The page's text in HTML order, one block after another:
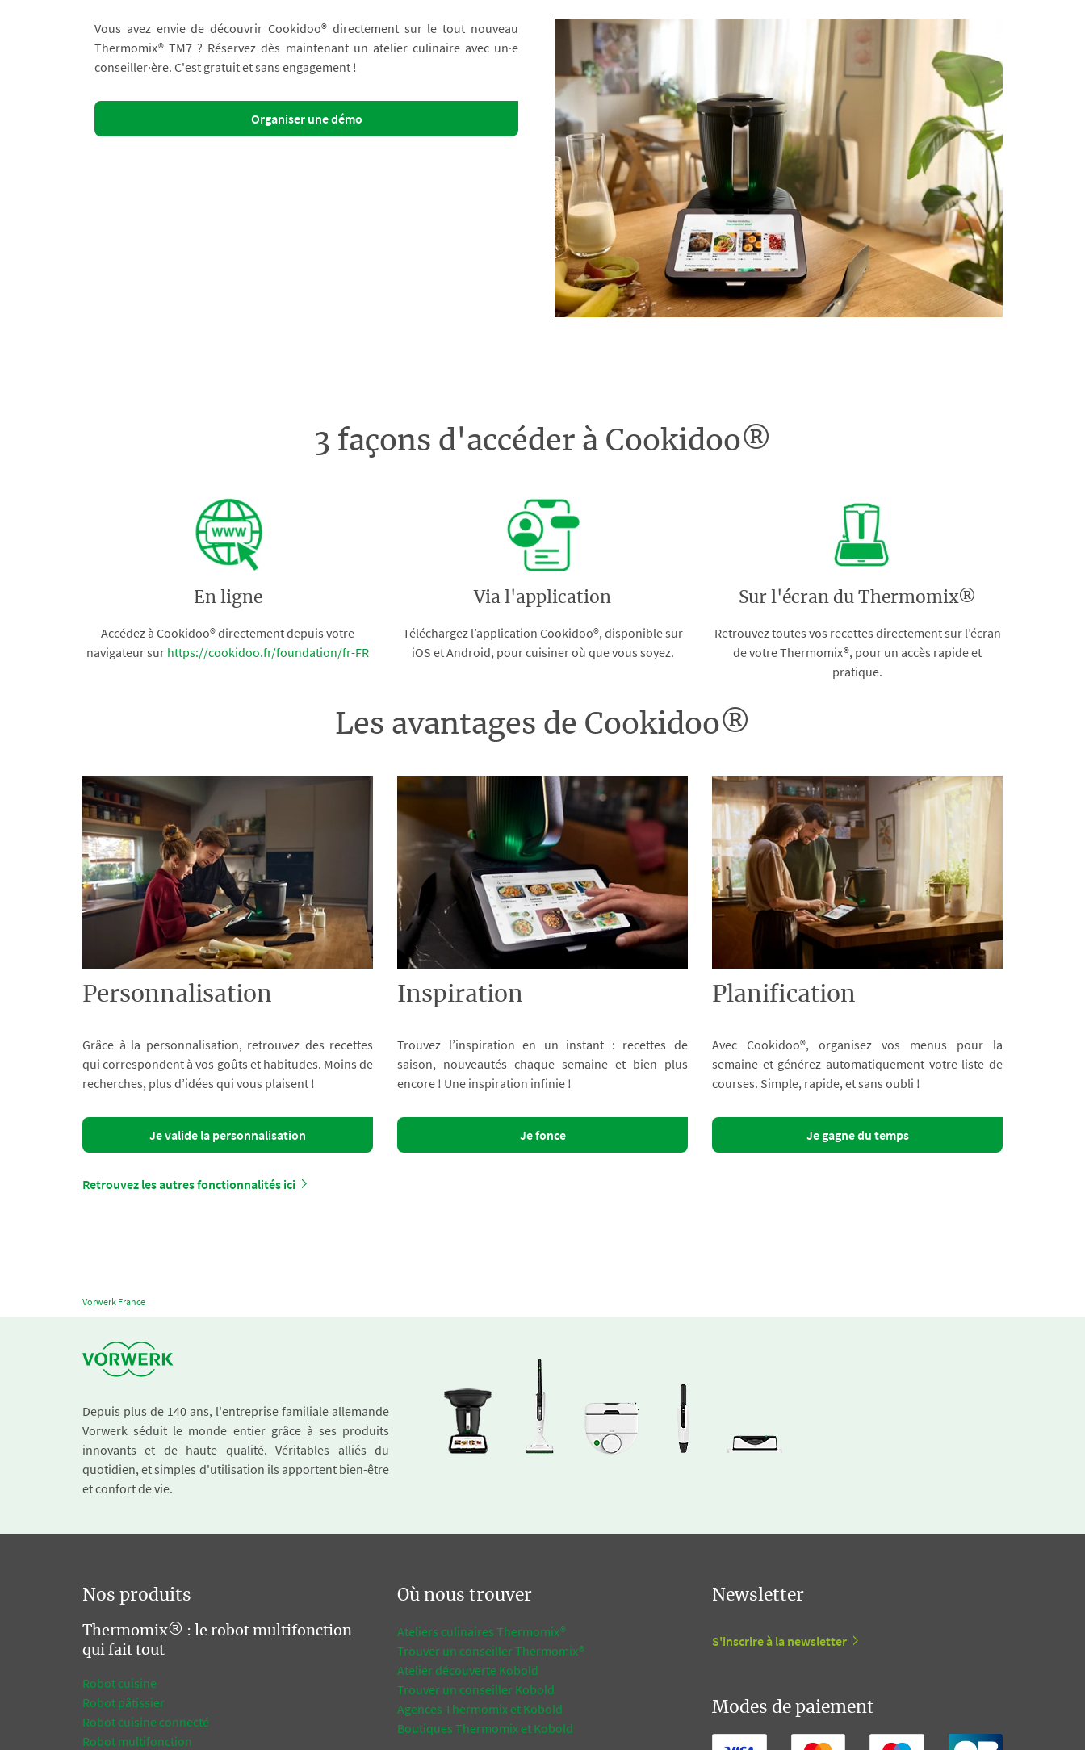
Vous avez envie de découvrir Cookidoo® directement sur le tout nouveau
Thermomix® TM7 ? Réservez dès maintenant un atelier culinaire avec un·e
conseiller·ère. C'est gratuit et sans engagement !
Organiser une démo
3 façons d'accéder à Cookidoo®
En ligne
Accédez à Cookidoo® directement depuis votre
navigateur sur https://cookidoo.fr/foundation/fr-FR
Via l'application
Téléchargez l’application Cookidoo®, disponible sur
iOS et Android, pour cuisiner où que vous soyez.
Sur l'écran du Thermomix®
Retrouvez toutes vos recettes directement sur l’écran
de votre Thermomix®, pour un accès rapide et
pratique.
Les avantages de Cookidoo®
Personnalisation
Grâce à la personnalisation, retrouvez des recettes
qui correspondent à vos goûts et habitudes. Moins de
recherches, plus d’idées qui vous plaisent !
Je valide la personnalisation
Inspiration
Trouvez l’inspiration en un instant : recettes de
saison, nouveautés chaque semaine et bien plus
encore ! Une inspiration infinie !
Je fonce
Planification
Avec Cookidoo®, organisez vos menus pour la
semaine et générez automatiquement votre liste de
courses. Simple, rapide, et sans oubli !
Je gagne du temps
Retrouvez les autres fonctionnalités ici
Vorwerk France
Depuis plus de 140 ans, l'entreprise familiale allemande
Vorwerk séduit le monde entier grâce à ses produits
innovants et de haute qualité. Véritables alliés du
quotidien, et simples d'utilisation ils apportent bien-être
et confort de vie.
Nos produits
Thermomix® : le robot multifonction
qui fait tout
Robot cuisine
Robot pâtissier
Robot cuisine connecté
Robot multifonction
Où nous trouver
Ateliers culinaires Thermomix®
Trouver un conseiller Thermomix®
Atelier découverte Kobold
Trouver un conseiller Kobold
Agences Thermomix et Kobold
Boutiques Thermomix et Kobold
Newsletter
S'inscrire à la newsletter
Modes de paiement